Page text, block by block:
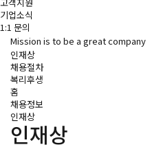
기업소식
1:1 문의
Mission is to be a great company
인재상
채용절차
복리후생
홈
채용정보
인재상
인재상